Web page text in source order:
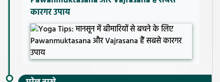
कारगर उपाय